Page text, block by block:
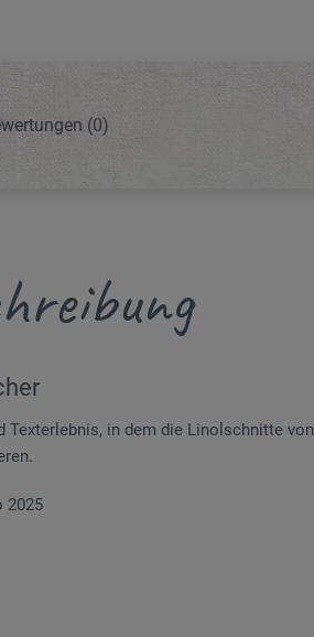
(0)
in dem die Linolschnitte
2025